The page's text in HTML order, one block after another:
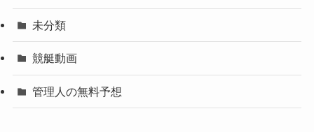
未分類
競艇動画
管理人の無料予想